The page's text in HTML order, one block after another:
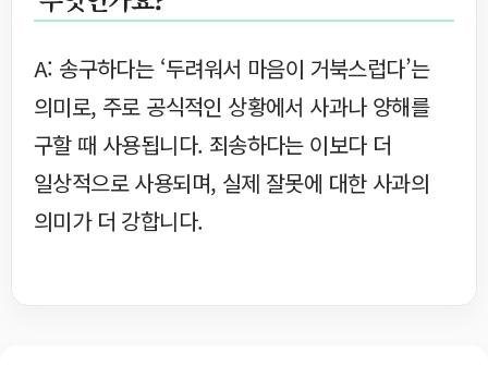
A: 송구하다는 ‘두려워서 마음이 거북스럽다’는
의미로, 주로 공식적인 상황에서 사과나 양해를
구할 때 사용됩니다. 죄송하다는 이보다 더
일상적으로 사용되며, 실제 잘못에 대한 사과의
의미가 더 강합니다.